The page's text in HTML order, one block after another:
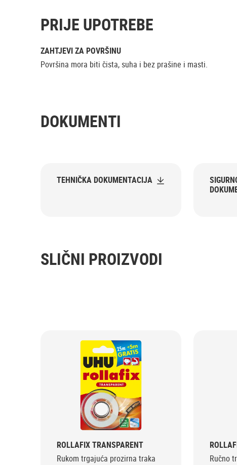
PRIJE UPOTREBE
ZAHTJEVI ZA POVRŠINU
Površina mora biti čista, suha i bez prašine i masti.
DOKUMENTI
TEHNIČKA DOKUMENTACIJA
SLIČNI PROIZVODI
ROLLAFIX TRANSPARENT
Rukom trgajuća prozirna traka
Ručno